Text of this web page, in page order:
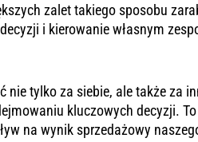
zalet takiego sposobu
i kierowanie własnym
tylko za siebie, ale także za
kluczowych decyzji.
na wynik sprzedażowy